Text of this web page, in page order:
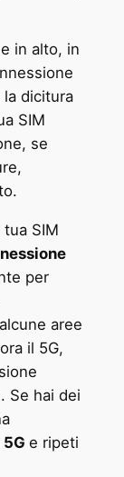
in alto, in
la dicitura
SIM
se
SIM
per
aree
il 5G,
Se hai dei
e ripeti